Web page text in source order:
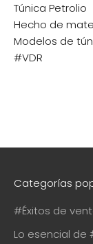
Túnica Petrolio
Hecho de
Modelos de
#VDR
Categorías
#Éxitos de
Lo esencial de